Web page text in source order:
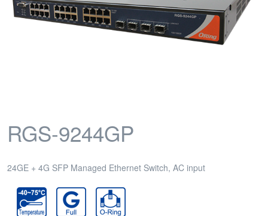
RGS-9244GP
24GE + 4G SFP Managed Ethernet Switch, AC input